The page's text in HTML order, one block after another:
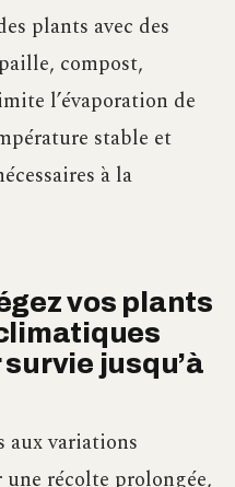
plants avec des
compost,
l’évaporation de
stable et
à la
vos plants
jusqu’à
aux variations
récolte prolongée,